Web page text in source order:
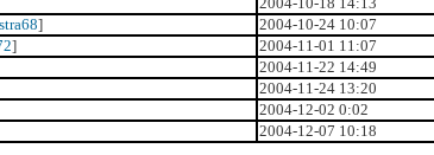
2004-10-18 14:13
]
2004-10-24 10:07
]
2004-11-01 11:07
2004-11-22 14:49
2004-11-24 13:20
2004-12-02 0:02
2004-12-07 10:18